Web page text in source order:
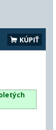
KÚPIŤ